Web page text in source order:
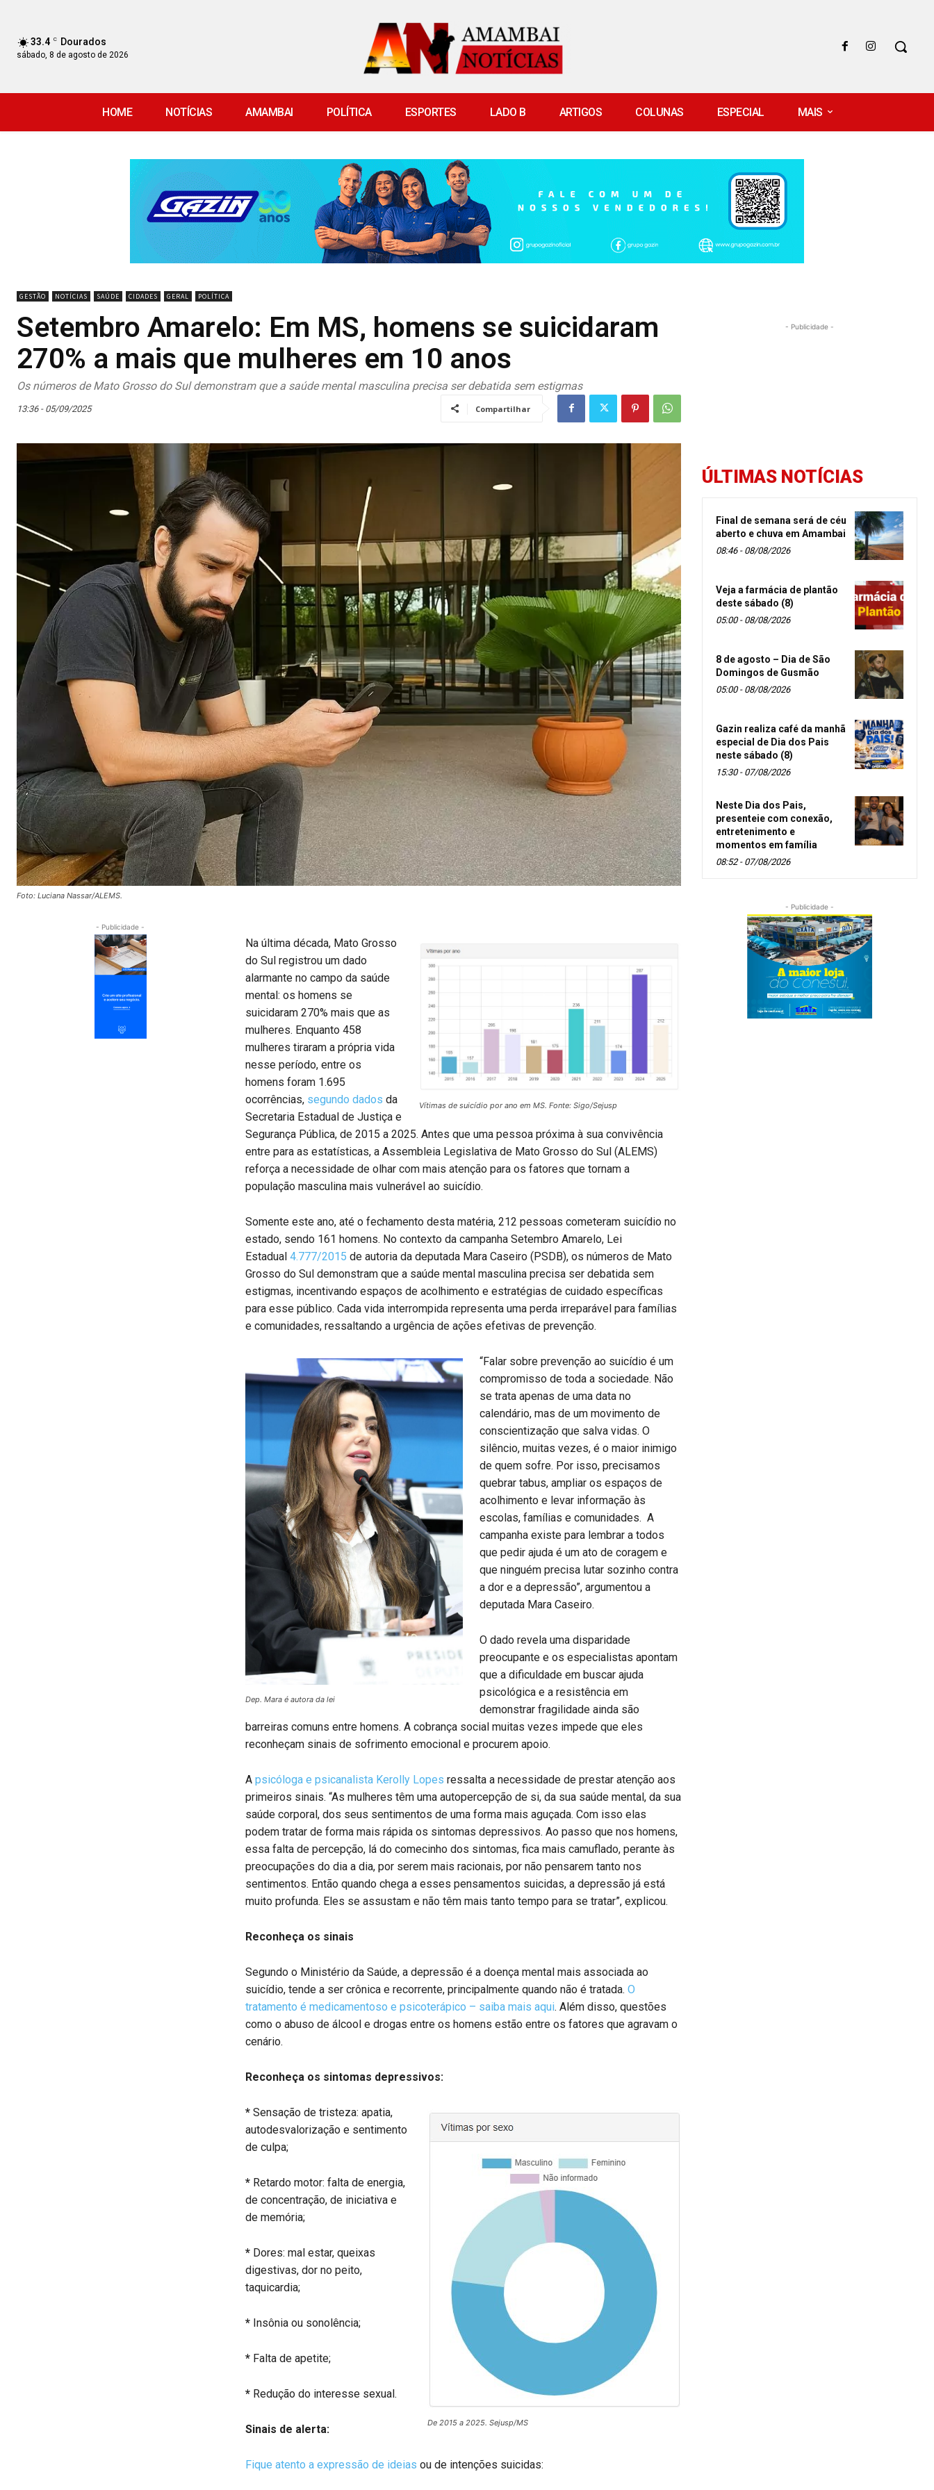
33.4 C Dourados
sábado, 8 de agosto de 2026
HOME NOTÍCIAS AMAMBAI POLÍTICA ESPORTES LADO B ARTIGOS COLUNAS ESPECIAL MAIS
GESTÃO NOTÍCIAS SAÚDE CIDADES GERAL POLÍTICA
Setembro Amarelo: Em MS, homens se suicidaram
270% a mais que mulheres em 10 anos
Os números de Mato Grosso do Sul demonstram que a saúde mental masculina precisa ser debatida sem estigmas
13:36 - 05/09/2025 Compartilhar
Foto: Luciana Nassar/ALEMS.
- Publicidade -
Vítimas de suicídio por ano em MS. Fonte: Sigo/Sejusp
Na última década, Mato Grosso
do Sul registrou um dado
alarmante no campo da saúde
mental: os homens se
suicidaram 270% mais que as
mulheres. Enquanto 458
mulheres tiraram a própria vida
nesse período, entre os
homens foram 1.695
ocorrências, segundo dados da
Secretaria Estadual de Justiça e
Segurança Pública, de 2015 a 2025. Antes que uma pessoa próxima à sua convivência
entre para as estatísticas, a Assembleia Legislativa de Mato Grosso do Sul (ALEMS)
reforça a necessidade de olhar com mais atenção para os fatores que tornam a
população masculina mais vulnerável ao suicídio.
Somente este ano, até o fechamento desta matéria, 212 pessoas cometeram suicídio no
estado, sendo 161 homens. No contexto da campanha Setembro Amarelo, Lei
Estadual 4.777/2015 de autoria da deputada Mara Caseiro (PSDB), os números de Mato
Grosso do Sul demonstram que a saúde mental masculina precisa ser debatida sem
estigmas, incentivando espaços de acolhimento e estratégias de cuidado específicas
para esse público. Cada vida interrompida representa uma perda irreparável para famílias
e comunidades, ressaltando a urgência de ações efetivas de prevenção.
Dep. Mara é autora da lei
“Falar sobre prevenção ao suicídio é um
compromisso de toda a sociedade. Não
se trata apenas de uma data no
calendário, mas de um movimento de
conscientização que salva vidas. O
silêncio, muitas vezes, é o maior inimigo
de quem sofre. Por isso, precisamos
quebrar tabus, ampliar os espaços de
acolhimento e levar informação às
escolas, famílias e comunidades. A
campanha existe para lembrar a todos
que pedir ajuda é um ato de coragem e
que ninguém precisa lutar sozinho contra
a dor e a depressão”, argumentou a
deputada Mara Caseiro.
O dado revela uma disparidade
preocupante e os especialistas apontam
que a dificuldade em buscar ajuda
psicológica e a resistência em
demonstrar fragilidade ainda são
barreiras comuns entre homens. A cobrança social muitas vezes impede que eles
reconheçam sinais de sofrimento emocional e procurem apoio.
A psicóloga e psicanalistaKerolly Lopes ressalta a necessidade de prestar atenção aos
primeiros sinais. “As mulheres têm uma autopercepção de si, da sua saúde mental, da sua
saúde corporal, dos seus sentimentos de uma forma mais aguçada. Com isso elas
podem tratar de forma mais rápida os sintomas depressivos. Ao passo que nos homens,
essa falta de percepção, lá do comecinho dos sintomas, fica mais camuflado, perante às
preocupações do dia a dia, por serem mais racionais, por não pensarem tanto nos
sentimentos. Então quando chega a esses pensamentos suicidas, a depressão já está
muito profunda. Eles se assustam e não têm mais tanto tempo para se tratar”, explicou.
Reconheça os sinais
Segundo o Ministério da Saúde, a depressão é a doença mental mais associada ao
suicídio, tende a ser crônica e recorrente, principalmente quando não é tratada. O
tratamento é medicamentoso e psicoterápico – saiba mais aqui. Além disso, questões
como o abuso de álcool e drogas entre os homens estão entre os fatores que agravam o
cenário.
Reconheça os sintomas depressivos:
De 2015 a 2025. Sejusp/MS
*Sensação de tristeza: apatia,
autodesvalorização e sentimento
de culpa;
*Retardo motor: falta de energia,
de concentração, de iniciativa e
de memória;
*Dores: mal estar, queixas
digestivas, dor no peito,
taquicardia;
*Insônia ou sonolência;
*Falta de apetite;
*Redução do interesse sexual.
Sinais de alerta:
Fique atento a expressão de ideias ou de intenções suicidas:
- Publicidade -
ÚLTIMAS NOTÍCIAS
Final de semana será de céu
aberto e chuva em Amambai
08:46 - 08/08/2026
Veja a farmácia de plantão
deste sábado (8)
05:00 - 08/08/2026
8 de agosto – Dia de São
Domingos de Gusmão
05:00 - 08/08/2026
Gazin realiza café da manhã
especial de Dia dos Pais
neste sábado (8)
15:30 - 07/08/2026
Neste Dia dos Pais,
presenteie com conexão,
entretenimento e
momentos em família
08:52 - 07/08/2026
- Publicidade -